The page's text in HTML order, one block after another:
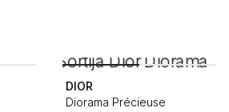
DIOR
Diorama Précieuse